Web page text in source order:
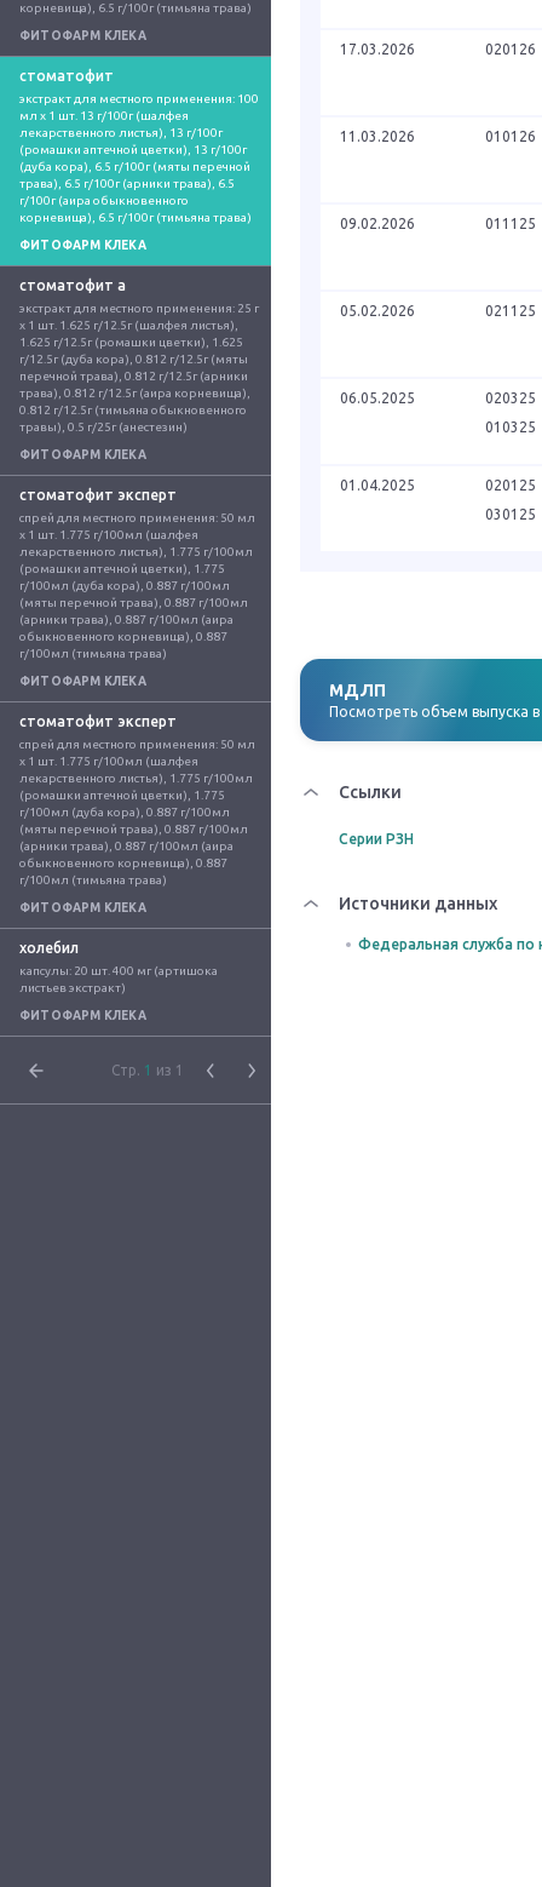
корневища), 6.5 г/100г (тимьяна трава)
ФИТОФАРМ КЛЕКА
стоматофит
экстракт для местного применения: 100
мл x 1 шт. 13 г/100г (шалфея
лекарственного листья), 13 г/100г
(ромашки аптечной цветки), 13 г/100г
(дуба кора), 6.5 г/100г (мяты перечной
трава), 6.5 г/100г (арники трава), 6.5
г/100г (аира обыкновенного
корневища), 6.5 г/100г (тимьяна трава)
ФИТОФАРМ КЛЕКА
стоматофит а
экстракт для местного применения: 25 г
x 1 шт. 1.625 г/12.5г (шалфея листья),
1.625 г/12.5г (ромашки цветки), 1.625
г/12.5г (дуба кора), 0.812 г/12.5г (мяты
перечной трава), 0.812 г/12.5г (арники
трава), 0.812 г/12.5г (аира корневища),
0.812 г/12.5г (тимьяна обыкновенного
травы), 0.5 г/25г (анестезин)
ФИТОФАРМ КЛЕКА
стоматофит эксперт
спрей для местного применения: 50 мл
x 1 шт. 1.775 г/100мл (шалфея
лекарственного листья), 1.775 г/100мл
(ромашки аптечной цветки), 1.775
г/100мл (дуба кора), 0.887 г/100мл
(мяты перечной трава), 0.887 г/100мл
(арники трава), 0.887 г/100мл (аира
обыкновенного корневища), 0.887
г/100мл (тимьяна трава)
ФИТОФАРМ КЛЕКА
стоматофит эксперт
спрей для местного применения: 50 мл
x 1 шт. 1.775 г/100мл (шалфея
лекарственного листья), 1.775 г/100мл
(ромашки аптечной цветки), 1.775
г/100мл (дуба кора), 0.887 г/100мл
(мяты перечной трава), 0.887 г/100мл
(арники трава), 0.887 г/100мл (аира
обыкновенного корневища), 0.887
г/100мл (тимьяна трава)
ФИТОФАРМ КЛЕКА
холебил
капсулы: 20 шт. 400 мг (артишока
листьев экстракт)
ФИТОФАРМ КЛЕКА
Стр. 1 из 1
17.03.2026 020126
11.03.2026 010126
09.02.2026 011125
05.02.2026 021125
06.05.2025
020325
010325
01.04.2025
020125
030125
МДЛП
Посмотреть объем выпуска
Ссылки
Серии РЗН
Источники данных
Федеральная служба по